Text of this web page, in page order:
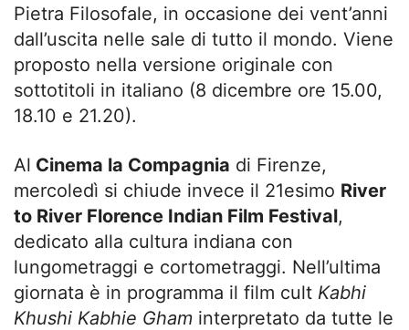
Pietra Filosofale, in occasione dei vent’anni
dall’uscita nelle sale di tutto il mondo. Viene
proposto nella versione originale con
sottotitoli in italiano (8 dicembre ore 15.00,
18.10 e 21.20).
Al Cinema la Compagnia di Firenze,
mercoledì si chiude invece il 21esimo River
to River Florence Indian Film Festival,
dedicato alla cultura indiana con
lungometraggi e cortometraggi. Nell’ultima
giornata è in programma il film cult Kabhi
Khushi Kabhie Gham interpretato da tutte le